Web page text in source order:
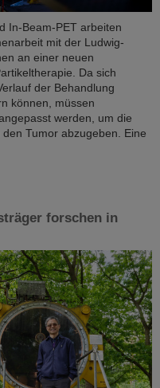
In-Beam-PET arbeiten
mit der Ludwig-
an einer neuen
Da sich
der Behandlung
können, müssen
werden, um die
Tumor abzugeben. Eine
forschen in